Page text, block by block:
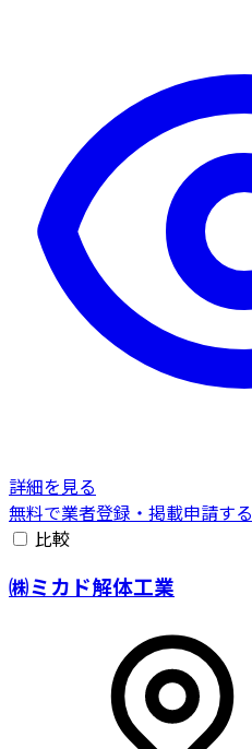
詳細を見る
無料で業者登録・掲載申請する
比較
㈱ミカド解体工業